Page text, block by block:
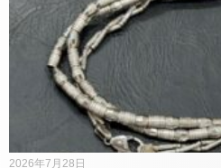
2026年7月28日